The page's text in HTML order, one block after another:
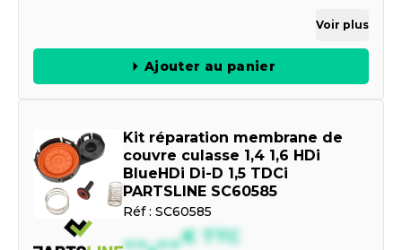
Voir plus
Ajouter au panier
Kit réparation membrane de
couvre culasse 1,4 1,6 HDi
BlueHDi Di-D 1,5 TDCi
PARTSLINE SC60585
Réf : SC60585
--,--€ TTC